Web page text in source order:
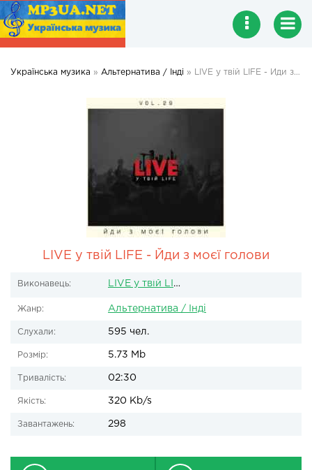
Українська музика » Альтернатива / Інді » LIVE у твій LIFE - Йди з моєї голови
LIVE у твій LIFE - Йди з моєї голови
Виконавець: LIVE у твій LIFE
Жанр: Альтернатива / Інді
Слухали: 595 чел.
Розмір: 5.73 Mb
Тривалість: 02:30
Якість: 320 Kb/s
Завантажень: 298